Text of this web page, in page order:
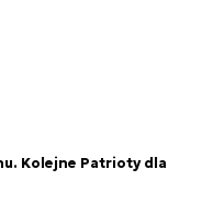
Kolejne Patrioty dla